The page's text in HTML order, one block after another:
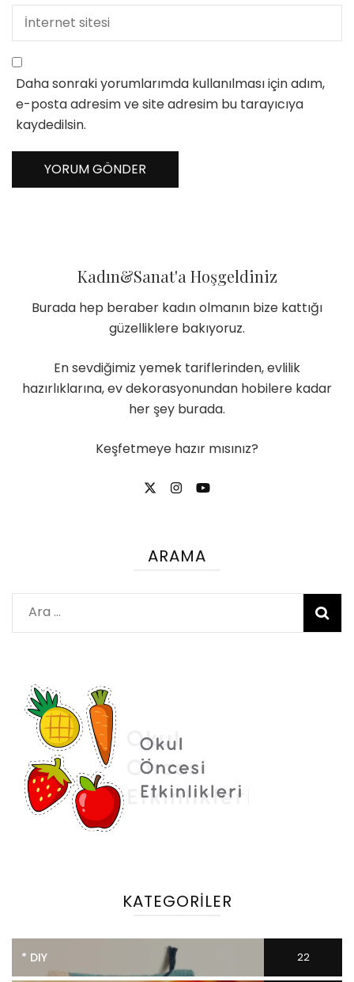
Daha sonraki yorumlarımda kullanılması için adım,
e-posta adresim ve site adresim bu tarayıcıya
kaydedilsin.
Kadın&Sanat'a Hoşgeldiniz
Burada hep beraber kadın olmanın bize kattığı
güzelliklere bakıyoruz.
En sevdiğimiz yemek tariflerinden, evlilik
hazırlıklarına, ev dekorasyonundan hobilere kadar
her şey burada.
Keşfetmeye hazır mısınız?
ARAMA
Arama:
KATEGORILER
* DIY 22